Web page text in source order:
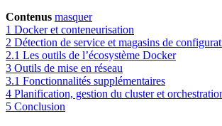
Contenus masquer
1 Docker et conteneurisation
2 Détection de service et magasins de
2.1 Les outils de l’écosystème Docker
3 Outils de mise en réseau
3.1 Fonctionnalités supplémentaires
4 Planification, gestion du cluster et
5 Conclusion